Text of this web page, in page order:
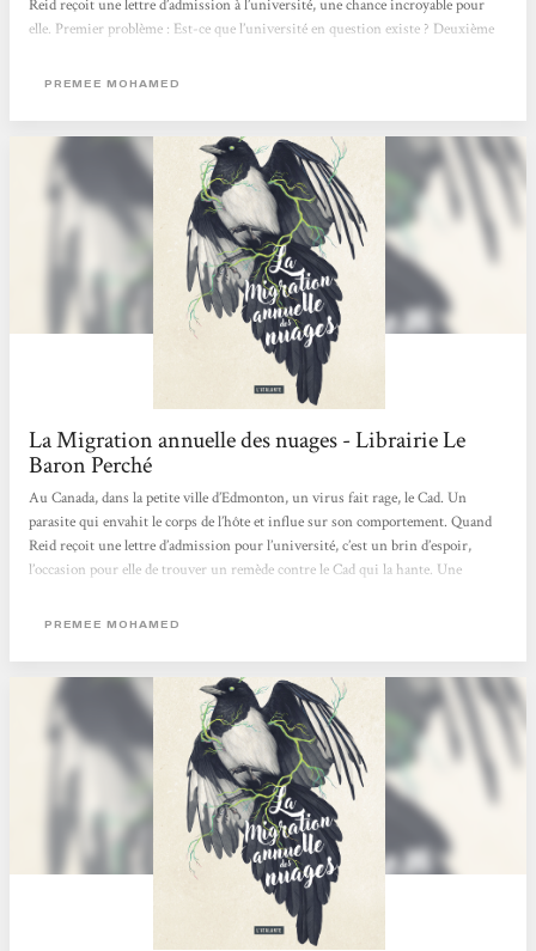
Reid reçoit une lettre d’admission à l’université, une chance incroyable pour
elle. Premier problème : Est-ce que l’université en question existe ? Deuxième
indispensable ? Troisième problème : Elle a inoculé un parasite qui lentement la
ce livre, c’est le côté...
PREMEE MOHAMED
La Migration annuelle des nuages - Librairie Le
Baron Perché
Au Canada, dans la petite ville d’Edmonton, un virus fait rage, le Cad. Un
parasite qui envahit le corps de l’hôte et influe sur son comportement. Quand
Reid reçoit une lettre d’admission pour l’université, c’est un brin d’espoir,
l’occasion pour elle de trouver un remède contre le Cad qui la hante. Une
où l’écologie a son importance. L’autrice nous livre ici une duologie
PREMEE MOHAMED